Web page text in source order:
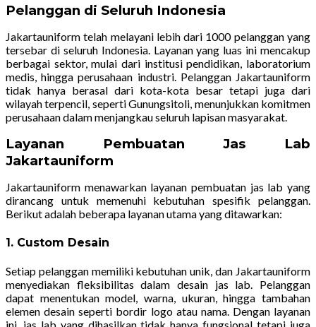
Pelanggan di Seluruh Indonesia
Jakartauniform telah melayani lebih dari 1000 pelanggan yang
tersebar di seluruh Indonesia. Layanan yang luas ini mencakup
berbagai sektor, mulai dari institusi pendidikan, laboratorium
medis, hingga perusahaan industri. Pelanggan Jakartauniform
tidak hanya berasal dari kota-kota besar tetapi juga dari
wilayah terpencil, seperti Gunungsitoli, menunjukkan komitmen
perusahaan dalam menjangkau seluruh lapisan masyarakat.
Layanan Pembuatan Jas Lab
Jakartauniform
Jakartauniform menawarkan layanan pembuatan jas lab yang
dirancang untuk memenuhi kebutuhan spesifik pelanggan.
Berikut adalah beberapa layanan utama yang ditawarkan:
1. Custom Desain
Setiap pelanggan memiliki kebutuhan unik, dan Jakartauniform
menyediakan fleksibilitas dalam desain jas lab. Pelanggan
dapat menentukan model, warna, ukuran, hingga tambahan
elemen desain seperti bordir logo atau nama. Dengan layanan